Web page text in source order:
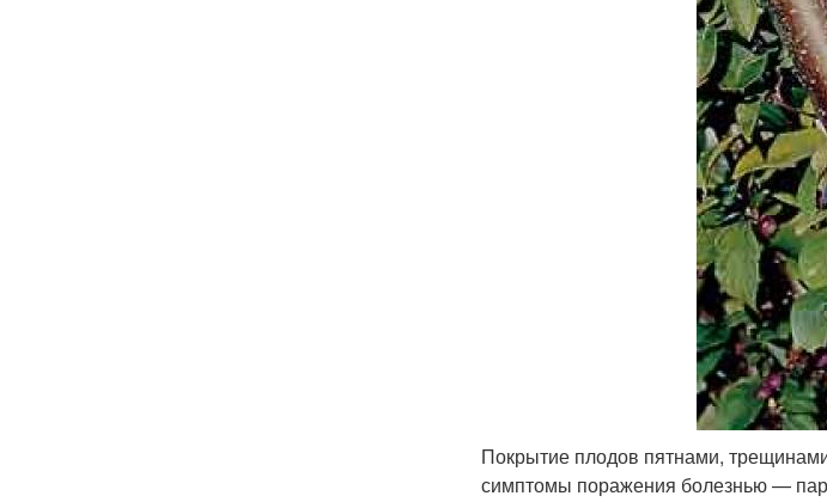
Покрытие плодов пятнами,
симптомы поражения болезнью —